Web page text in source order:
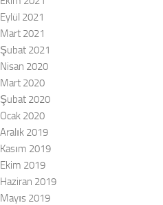
Eylül 2021
Mart 2021
Şubat 2021
Nisan 2020
Mart 2020
Şubat 2020
Ocak 2020
Aralık 2019
Kasım 2019
Ekim 2019
Haziran 2019
Mayıs 2019